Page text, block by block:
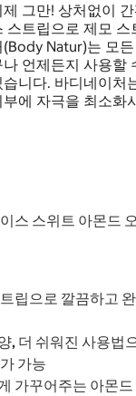
그만! 상처없이
스트립으로 제모 스
Natur)는 모
언제든지 사용할
니다. 바디네이처
에 자극을 최소화
스 스위트 아몬드
립으로 깔끔하고
, 더 쉬워진 사용법
가능
가꾸어주는 아몬